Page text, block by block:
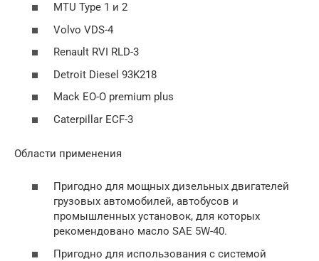
MTU Type 1 и 2
Volvo VDS-4
Renault RVI RLD-3
Detroit Diesel 93K218
Mack EO-O premium plus
Caterpillar ECF-3
Области применения
Пригодно для мощных дизельных двигателей
грузовых автомобилей, автобусов и
промышленных установок, для которых
рекомендовано масло SAE 5W-40.
Пригодно для использования с системой